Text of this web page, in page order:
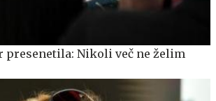
presenetila: Nikoli več ne želim